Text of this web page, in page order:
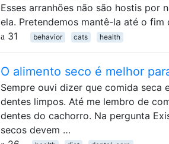
Esses arranhões não são hostis por
ela. Pretendemos mantê-la até o fim
31
behavior cats health
O alimento seco é melhor
Sempre ouvi dizer que comida seca
dentes limpos. Até me lembro de
dentes do cachorro. Na pergunta
secos devem …